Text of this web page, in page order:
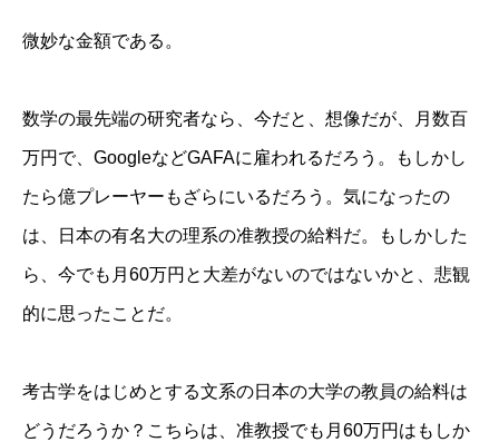
微妙な金額である。
数学の最先端の研究者なら、今だと、想像だが、月数百
万円で、GoogleなどGAFAに雇われるだろう。もしかし
たら億プレーヤーもざらにいるだろう。気になったの
は、日本の有名大の理系の准教授の給料だ。もしかした
ら、今でも月60万円と大差がないのではないかと、悲観
的に思ったことだ。
考古学をはじめとする文系の日本の大学の教員の給料は
どうだろうか？こちらは、准教授でも月60万円はもしか